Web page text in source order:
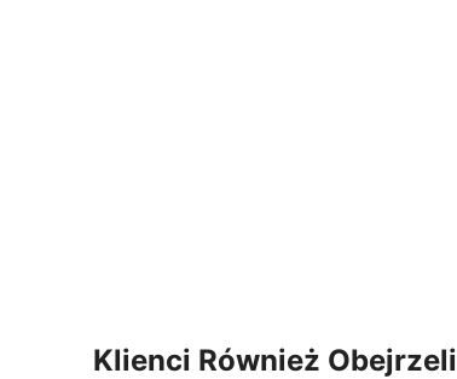
Klienci Również Obejrzeli